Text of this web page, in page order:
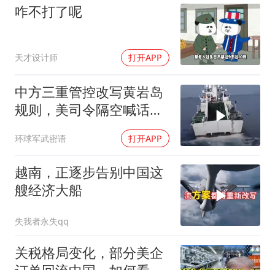
咋不打了呢
天才设计师 打开APP
中方三重管控改写黄岩岛
规则，美司令隔空喊话露
环球军武密语 打开APP
越南，正逐步告别中国这
艘经济大船
失我者永失qq
关税格局变化，部分美企